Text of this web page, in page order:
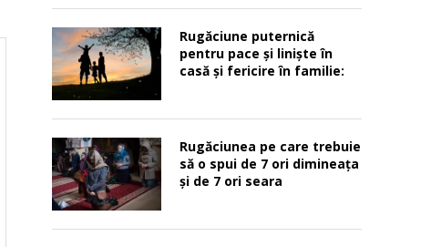
Rugăciune puternică
pentru pace şi linişte în
casă şi fericire în familie:
Rugăciunea pe care trebuie
să o spui de 7 ori dimineața
și de 7 ori seara